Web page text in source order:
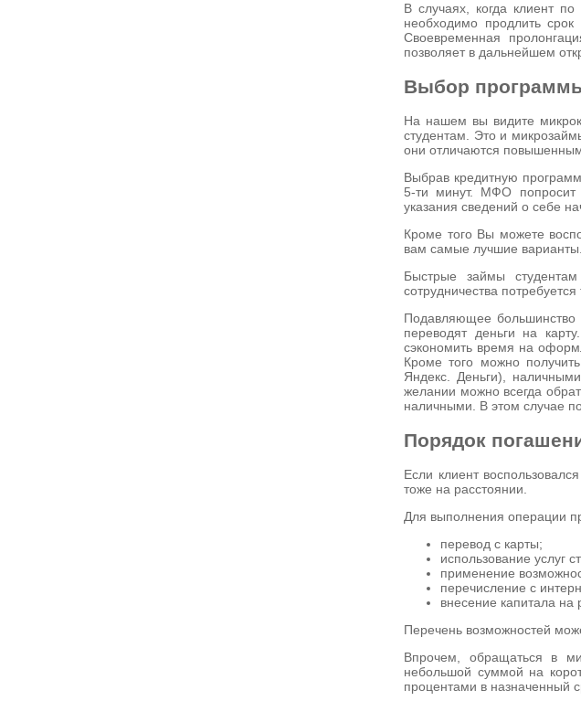
В случаях, когда клиент
необходимо продлить срок
Своевременная
позволяет в дальнейшем
Выбор
На нашем вы видите
студентам. Это и
они отличаются
Выбрав кредитную
5-ти минут. МФО попросит
указания сведений о себе
Кроме того Вы можете
вам самые лучшие варианты.
Быстрые займы
сотрудничества потребуется
Подавляющее большинство
переводят деньги на
сэкономить время на
Кроме того можно
Яндекс. Деньги),
желании можно всегда
наличными. В этом случае
Порядок
Если клиент
тоже на расстоянии.
Для выполнения операции
перевод с карты;
использование услуг
применение
перечисление с
внесение капитала на
Перечень возможностей
Впрочем, обращаться в
небольшой суммой на
процентами в назначенный